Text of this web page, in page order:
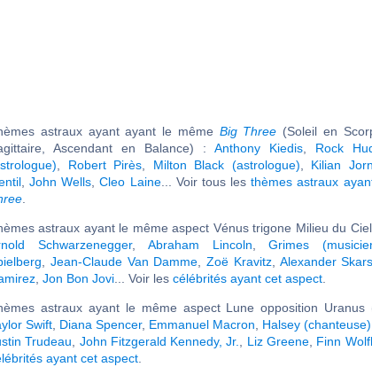
astraux ayant ayant le même Big Three (Soleil en
Ascendant en Balance) : Anthony Kiedis Rock
Robert Pirès Milton Black (astrologue) Kilian
,John Wells ,Cleo Laine... Voir tous lesthèmes astraux
astraux ayant le même aspect Vénus trigone Milieu du
Schwarzenegger, Abraham Lincoln ,Grimes
Jean-Claude Van Damme Zoë Kravitz, Alexander
Jon Bon Jovi ... Voir les célébrités ayant cet aspect
astraux ayant le même aspect Lune opposition Uranus
Swift Diana Spencer, Emmanuel Macron Halsey (chanteuse)
Trudeau
John Fitzgerald Kennedy, Jr. Liz Greene, Finn
ayant cet aspect